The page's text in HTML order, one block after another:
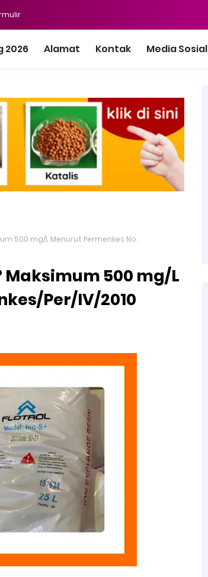
2026 Alamat Kontak Media Sosial
500 mg/L Menurut Permenkes No.
Maksimum 500 mg/L
Per/IV/2010